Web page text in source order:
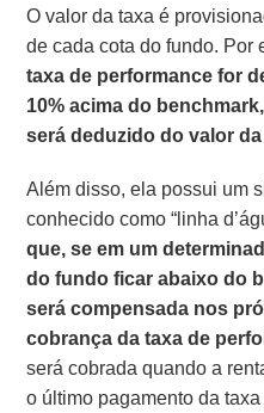
O valor da taxa é
de cada cota do fundo. Por
taxa de performance for
10% acima do
será deduzido do valor
Além disso, ela possui um
conhecido como “linha
que, se em um
do fundo ficar abaixo do
será compensada nos
cobrança da taxa de
será cobrada quando a
o último pagamento da